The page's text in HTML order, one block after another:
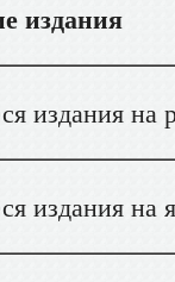
издания
издания на
издания на